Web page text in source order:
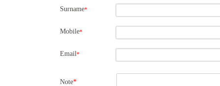
Surname*
Mobile*
Email*
Note*